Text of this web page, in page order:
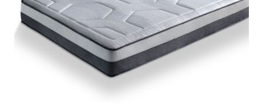
en
la
página
de
producto